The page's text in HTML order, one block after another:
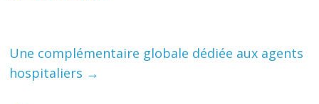
Une complémentaire globale dédiée aux agents
hospitaliers →